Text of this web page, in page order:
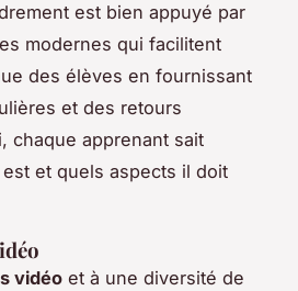
est bien appuyé par
modernes qui facilitent
des élèves en fournissant
et des retours
chaque apprenant sait
et quels aspects il doit
vidéo et à une diversité de